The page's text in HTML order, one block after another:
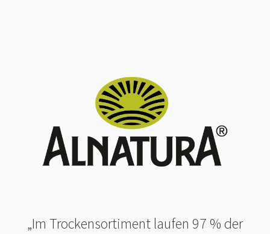
„Im Trockensortiment laufen 97 % der